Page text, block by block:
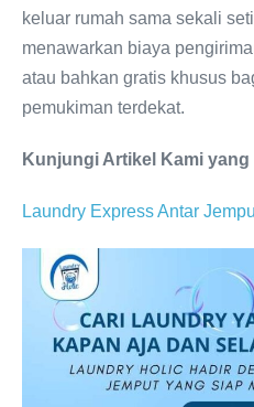
keluar rumah sama sekali
menawarkan biaya
atau bahkan gratis khusus
pemukiman terdekat.
Kunjungi Artikel Kami yang
Laundry Express Antar